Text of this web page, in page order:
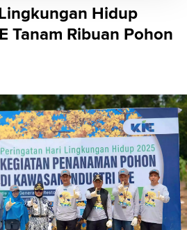
Hidup
Tanam Ribuan Pohon